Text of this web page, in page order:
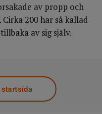
av propp och
200 har så kallad
av sig själv.